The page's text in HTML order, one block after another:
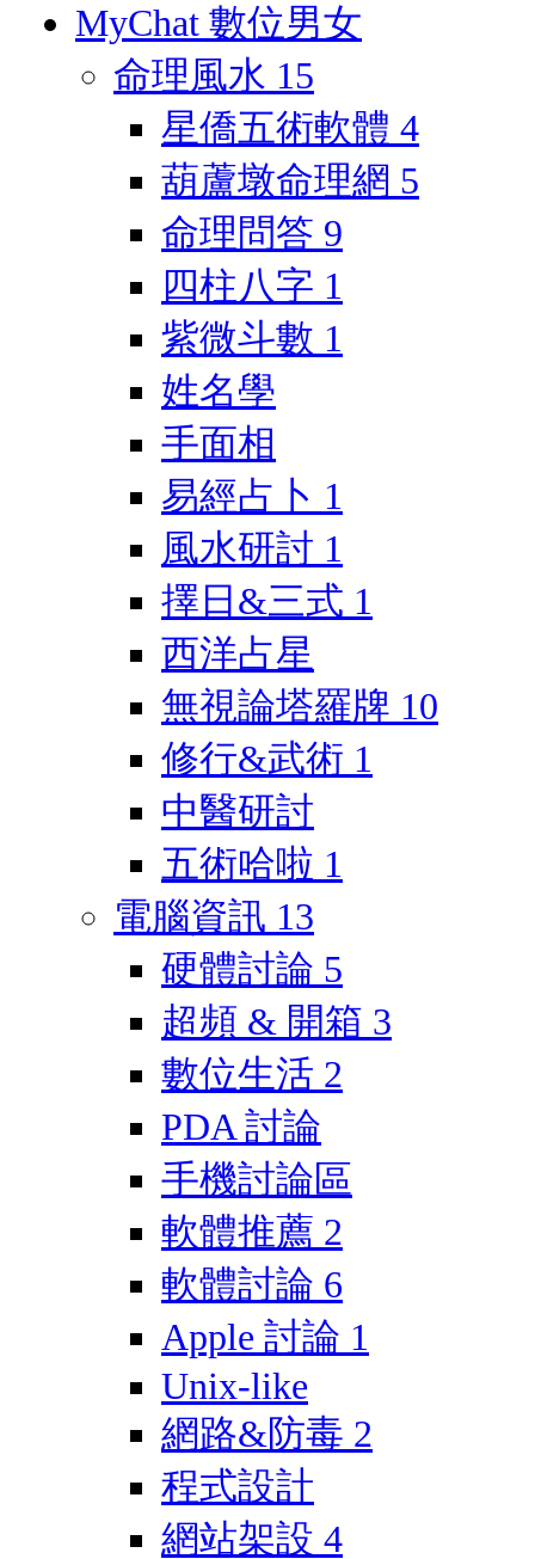
MyChat 數位男女
命理風水 15
星僑五術軟體 4
葫蘆墩命理網 5
命理問答 9
四柱八字 1
紫微斗數 1
姓名學
手面相
易經占卜 1
風水研討 1
擇日&三式 1
西洋占星
無視論塔羅牌 10
修行&武術 1
中醫研討
五術哈啦 1
電腦資訊 13
硬體討論 5
超頻 & 開箱 3
數位生活 2
PDA 討論
手機討論區
軟體推薦 2
軟體討論 6
Apple 討論 1
Unix-like
網路&防毒 2
程式設計
網站架設 4